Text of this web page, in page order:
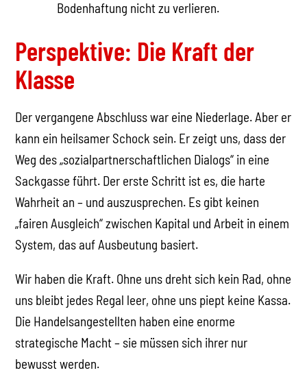
Bodenhaftung nicht zu verlieren.
Perspektive: Die Kraft der
Klasse
Der vergangene Abschluss war eine Niederlage. Aber er
kann ein heilsamer Schock sein. Er zeigt uns, dass der
Weg des „sozialpartnerschaftlichen Dialogs“ in eine
Sackgasse führt. Der erste Schritt ist es, die harte
Wahrheit an – und auszusprechen. Es gibt keinen
„fairen Ausgleich“ zwischen Kapital und Arbeit in einem
System, das auf Ausbeutung basiert.
Wir haben die Kraft. Ohne uns dreht sich kein Rad, ohne
uns bleibt jedes Regal leer, ohne uns piept keine Kassa.
Die Handelsangestellten haben eine enorme
strategische Macht – sie müssen sich ihrer nur
bewusst werden.